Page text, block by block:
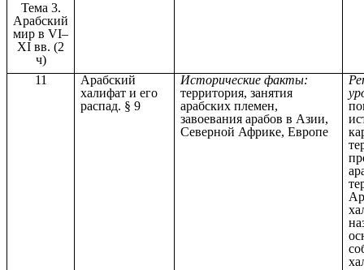
Тема 3.
Арабский
мир в VI–
XI вв. (2
ч)
11
Арабский
халифат и его
распад. § 9
Исторические факты:
территория, занятия
арабских племен,
завоевания арабов в Азии,
Северной Африке, Европе